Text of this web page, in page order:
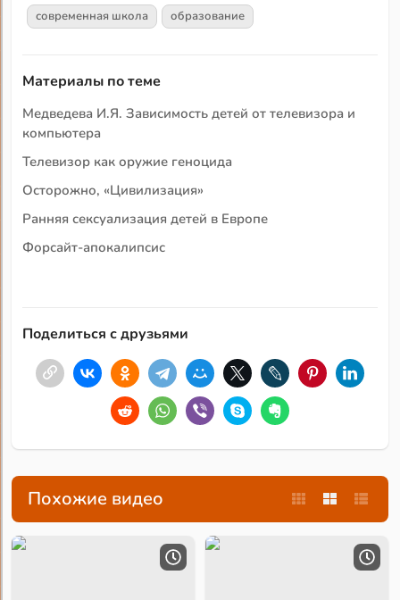
современная школа
образование
Материалы по теме
Медведева И.Я. Зависимость детей от телевизора и
компьютера
Телевизор как оружие геноцида
Осторожно, «Цивилизация»
Ранняя сексуализация детей в Европе
Форсайт-апокалипсис
Поделиться с друзьями
Похожие видео